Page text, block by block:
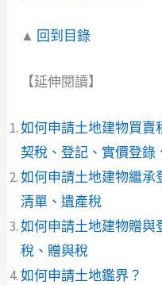
▲ 回到目錄
【延伸閱讀】
如何申請土地建物買賣
契稅、登記、實價登錄
如何申請土地建物繼承
清單、遺產稅
如何申請土地建物贈與
稅、贈與稅
如何申請土地鑑界？